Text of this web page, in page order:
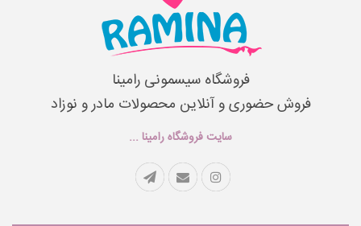
فروشگاه سیسمونی رامینا
فروش حضوری و آنلاین محصولات مادر و نوزاد
سایت فروشگاه رامینا ...